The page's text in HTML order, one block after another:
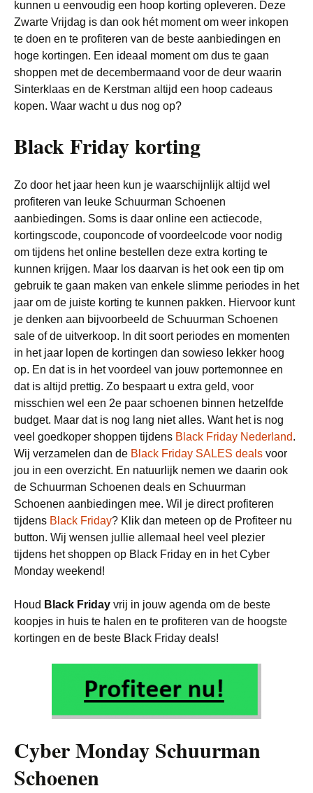
kunnen u eenvoudig een hoop korting opleveren. Deze
Zwarte Vrijdag is dan ook hét moment om weer inkopen
te doen en te profiteren van de beste aanbiedingen en
hoge kortingen. Een ideaal moment om dus te gaan
shoppen met de decembermaand voor de deur waarin
Sinterklaas en de Kerstman altijd een hoop cadeaus
kopen. Waar wacht u dus nog op?
Black Friday korting
Zo door het jaar heen kun je waarschijnlijk altijd wel
profiteren van leuke Schuurman Schoenen
aanbiedingen. Soms is daar online een actiecode,
kortingscode, couponcode of voordeelcode voor nodig
om tijdens het online bestellen deze extra korting te
kunnen krijgen. Maar los daarvan is het ook een tip om
gebruik te gaan maken van enkele slimme periodes in het
jaar om de juiste korting te kunnen pakken. Hiervoor kunt
je denken aan bijvoorbeeld de Schuurman Schoenen
sale of de uitverkoop. In dit soort periodes en momenten
in het jaar lopen de kortingen dan sowieso lekker hoog
op. En dat is in het voordeel van jouw portemonnee en
dat is altijd prettig. Zo bespaart u extra geld, voor
misschien wel een 2e paar schoenen binnen hetzelfde
budget. Maar dat is nog lang niet alles. Want het is nog
veel goedkoper shoppen tijdens Black Friday Nederland.
Wij verzamelen dan de Black Friday SALES deals voor
jou in een overzicht. En natuurlijk nemen we daarin ook
de Schuurman Schoenen deals en Schuurman
Schoenen aanbiedingen mee. Wil je direct profiteren
tijdens Black Friday? Klik dan meteen op de Profiteer nu
button. Wij wensen jullie allemaal heel veel plezier
tijdens het shoppen op Black Friday en in het Cyber
Monday weekend!
Houd Black Friday vrij in jouw agenda om de beste
koopjes in huis te halen en te profiteren van de hoogste
kortingen en de beste Black Friday deals!
Cyber Monday Schuurman
Schoenen